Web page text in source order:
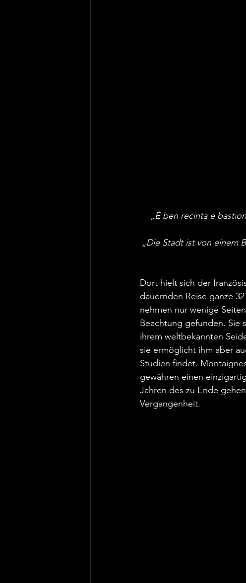
„È ben recinta e
„Die Stadt ist von einem
Dort hielt sich der
dauernden Reise ganze
nehmen nur wenige
Beachtung gefunden. Sie
ihrem weltbekannten
sie ermöglicht ihm aber
Studien findet.
gewähren einen
Jahren des zu Ende
Vergangenheit.